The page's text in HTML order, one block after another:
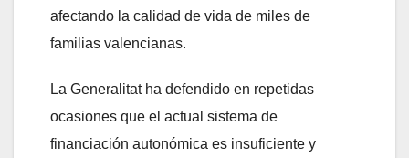
afectando la calidad de vida de miles de
familias valencianas.
La Generalitat ha defendido en repetidas
ocasiones que el actual sistema de
financiación autonómica es insuficiente y